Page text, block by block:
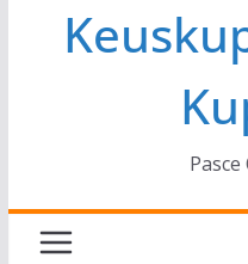
Pasce